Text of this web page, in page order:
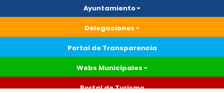
Ayuntamiento
Delegaciones
Portal de Transparencia
Webs Municipales
Portal de Turismo